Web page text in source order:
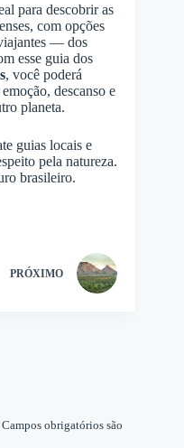
para descobrir as
com opções
— dos
esse guia dos
, você poderá
descanso e
planeta.
guias locais e
pela natureza.
brasileiro.
PRÓXIMO
Campos obrigatórios são